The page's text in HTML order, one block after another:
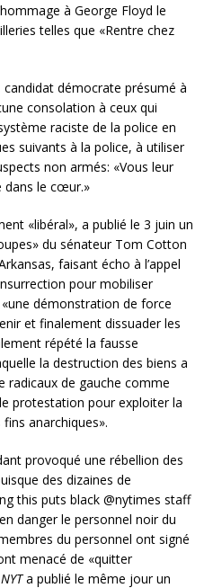
à George Floyd le
telles que «Rentre chez
démocrate présumé à
consolation à ceux qui
raciste de la police en
suivants à la police, à utiliser
non armés: «Vous leur
dans le cœur.»
«libéral», a publié le 3 juin un
du sénateur Tom Cotton
faisant écho à l’appel
pour mobiliser
démonstration de force
et finalement dissuader les
répété la fausse
la destruction des biens a
radicaux de gauche comme
protestation pour exploiter la
anarchiques».
provoqué une rébellion des
des dizaines de
this puts black @nytimes staff
danger le personnel noir du
du personnel ont signé
menacé de «quitter
NYTa publié le même jour un